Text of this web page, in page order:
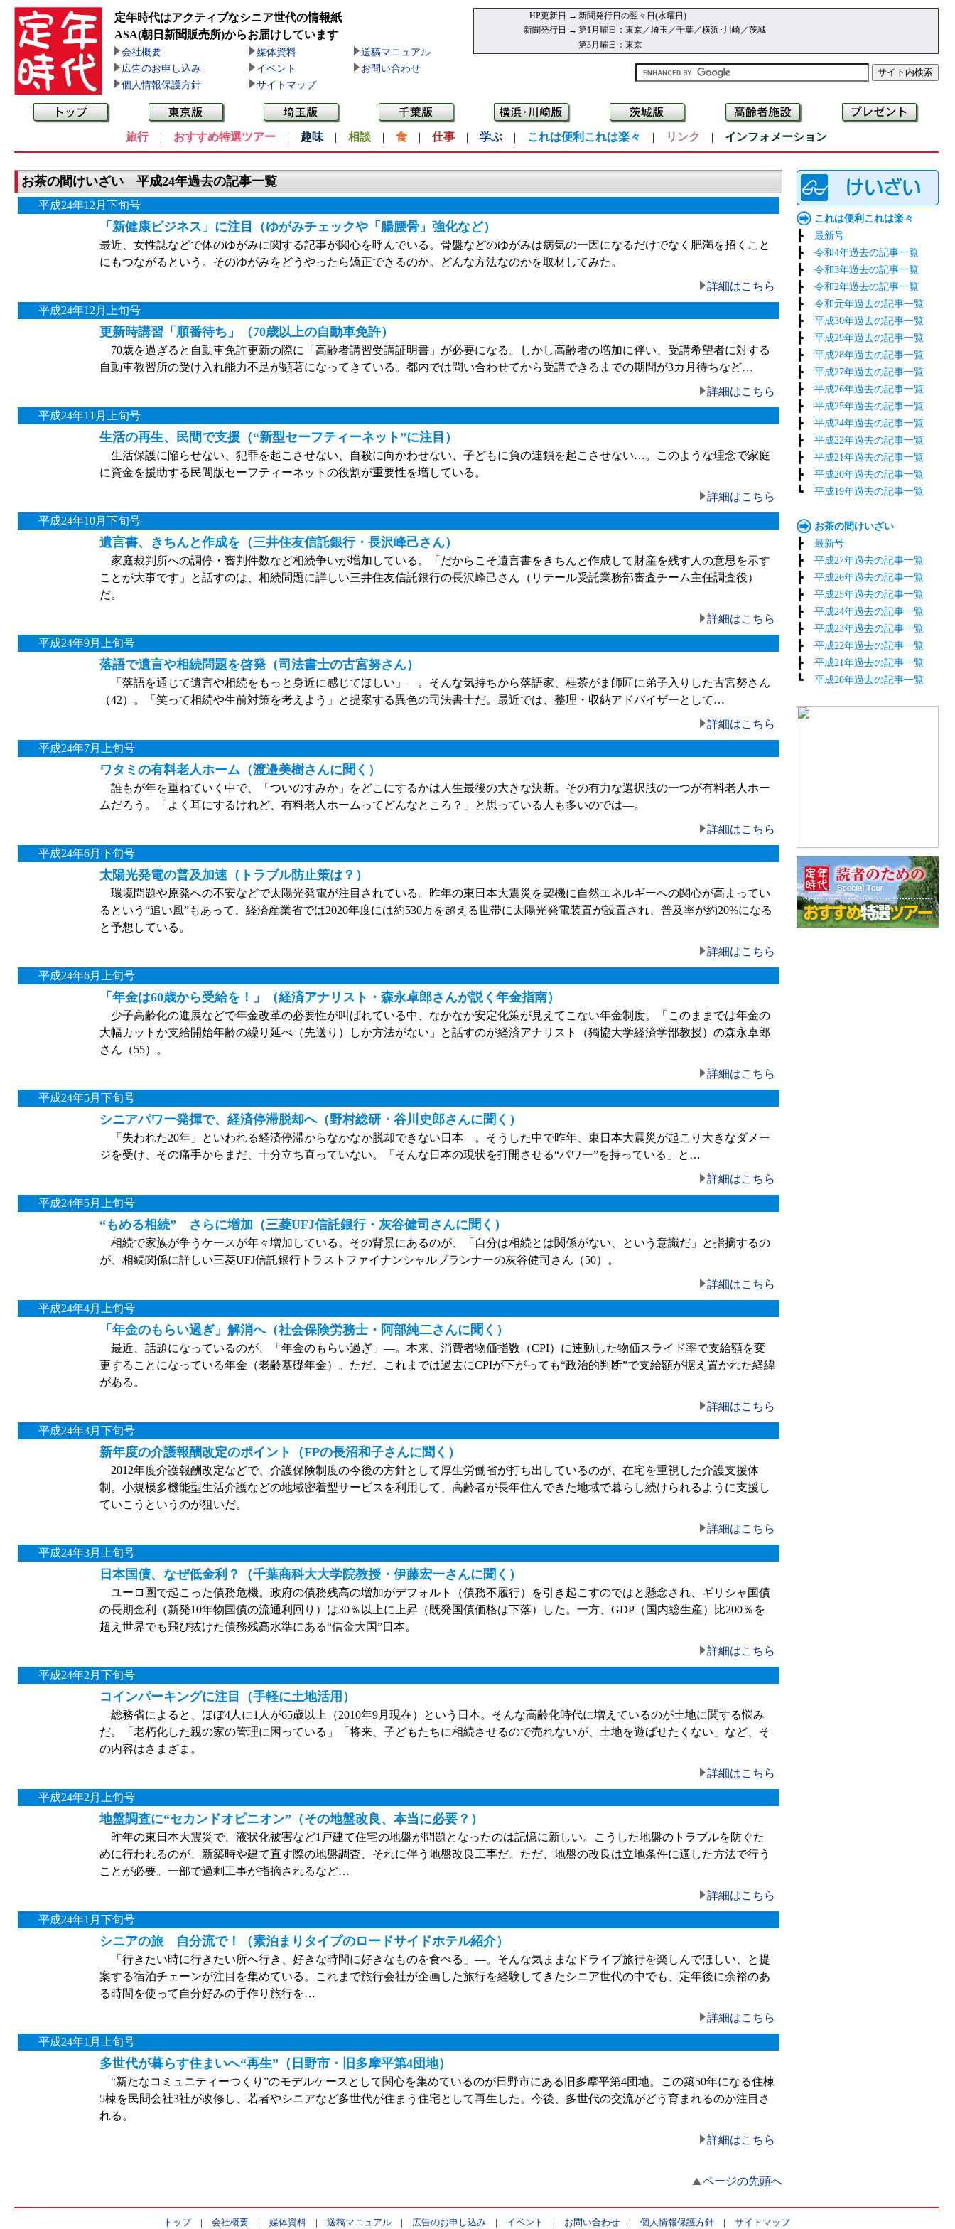
定年時代はアクティブなシニア世代の情報紙
ASA(朝日新聞販売所)からお届けしています
会社概要 媒体資料
送稿マニュアル
広告のお申し込み
イベント
お問い合わせ
個人情報保護方針
サイトマップ
HP更新日 → 新聞発行日の翌々日(水曜日)
新聞発行日 → 第1月曜日：東京／埼玉／千葉／横浜･川崎／茨城
第3月曜日：東京
旅行| おすすめ特選ツアー | 趣味 | 相談 | 食 | 仕事 | 学ぶ | これは便利これは楽々 | リンク | インフォメーション
お茶の間けいざい 平成24年過去の記事一覧
平成24年12月下旬号
「新健康ビジネス」に注目（ゆがみチェックや「腸腰骨」強化など）
最近、女性誌などで体のゆがみに関する記事が関心を呼んでいる。骨盤などのゆがみは病気の一因になるだけでなく肥満を招くこと
にもつながるという。そのゆがみをどうやったら矯正できるのか。どんな方法なのかを取材してみた。
詳細はこちら
平成24年12月上旬号
更新時講習「順番待ち」（70歳以上の自動車免許）
70歳を過ぎると自動車免許更新の際に「高齢者講習受講証明書」が必要になる。しかし高齢者の増加に伴い、受講希望者に対する
自動車教習所の受け入れ能力不足が顕著になってきている。都内では問い合わせてから受講できるまでの期間が3カ月待ちなど…
詳細はこちら
平成24年11月上旬号
生活の再生、民間で支援（“新型セーフティーネット”に注目）
生活保護に陥らせない、犯罪を起こさせない、自殺に向かわせない、子どもに負の連鎖を起こさせない…。このような理念で家庭
に資金を援助する民間版セーフティーネットの役割が重要性を増している。
詳細はこちら
平成24年10月下旬号
遺言書、きちんと作成を（三井住友信託銀行・長沢峰己さん）
家庭裁判所への調停・審判件数など相続争いが増加している。「だからこそ遺言書をきちんと作成して財産を残す人の意思を示す
ことが大事です」と話すのは、相続問題に詳しい三井住友信託銀行の長沢峰己さん（リテール受託業務部審査チーム主任調査役）
だ。
詳細はこちら
平成24年9月上旬号
落語で遺言や相続問題を啓発（司法書士の古宮努さん）
「落語を通じて遺言や相続をもっと身近に感じてほしい」—。そんな気持ちから落語家、桂茶がま師匠に弟子入りした古宮努さん
（42）。「笑って相続や生前対策を考えよう」と提案する異色の司法書士だ。最近では、整理・収納アドバイザーとして…
詳細はこちら
平成24年7月上旬号
ワタミの有料老人ホーム（渡邉美樹さんに聞く）
誰もが年を重ねていく中で、「ついのすみか」をどこにするかは人生最後の大きな決断。その有力な選択肢の一つが有料老人ホー
ムだろう。「よく耳にするけれど、有料老人ホームってどんなところ？」と思っている人も多いのでは—。
詳細はこちら
平成24年6月下旬号
太陽光発電の普及加速（トラブル防止策は？）
環境問題や原発への不安などで太陽光発電が注目されている。昨年の東日本大震災を契機に自然エネルギーへの関心が高まってい
るという“追い風”もあって、経済産業省では2020年度には約530万を超える世帯に太陽光発電装置が設置され、普及率が約20%になる
と予想している。
詳細はこちら
平成24年6月上旬号
「年金は60歳から受給を！」（経済アナリスト・森永卓郎さんが説く年金指南）
少子高齢化の進展などで年金改革の必要性が叫ばれている中、なかなか安定化策が見えてこない年金制度。「このままでは年金の
大幅カットか支給開始年齢の繰り延べ（先送り）しか方法がない」と話すのが経済アナリスト（獨協大学経済学部教授）の森永卓郎
さん（55）。
詳細はこちら
平成24年5月下旬号
シニアパワー発揮で、経済停滞脱却へ（野村総研・谷川史郎さんに聞く）
「失われた20年」といわれる経済停滞からなかなか脱却できない日本—。そうした中で昨年、東日本大震災が起こり大きなダメー
ジを受け、その痛手からまだ、十分立ち直っていない。「そんな日本の現状を打開させる“パワー”を持っている」と…
詳細はこちら
平成24年5月上旬号
“もめる相続” さらに増加（三菱UFJ信託銀行・灰谷健司さんに聞く）
相続で家族が争うケースが年々増加している。その背景にあるのが、「自分は相続とは関係がない、という意識だ」と指摘するの
が、相続関係に詳しい三菱UFJ信託銀行トラストファイナンシャルプランナーの灰谷健司さん（50）。
詳細はこちら
平成24年4月上旬号
「年金のもらい過ぎ」解消へ（社会保険労務士・阿部純二さんに聞く）
最近、話題になっているのが、「年金のもらい過ぎ」—。本来、消費者物価指数（CPI）に連動した物価スライド率で支給額を変
更することになっている年金（老齢基礎年金）。ただ、これまでは過去にCPIが下がっても“政治的判断”で支給額が据え置かれた経緯
がある。
詳細はこちら
平成24年3月下旬号
新年度の介護報酬改定のポイント（FPの長沼和子さんに聞く）
2012年度介護報酬改定などで、介護保険制度の今後の方針として厚生労働省が打ち出しているのが、在宅を重視した介護支援体
制。小規模多機能型生活介護などの地域密着型サービスを利用して、高齢者が長年住んできた地域で暮らし続けられるように支援し
ていこうというのが狙いだ。
詳細はこちら
平成24年3月上旬号
日本国債、なぜ低金利？（千葉商科大大学院教授・伊藤宏一さんに聞く）
ユーロ圏で起こった債務危機。政府の債務残高の増加がデフォルト（債務不履行）を引き起こすのではと懸念され、ギリシャ国債
の長期金利（新発10年物国債の流通利回り）は30％以上に上昇（既発国債価格は下落）した。一方、GDP（国内総生産）比200％を
超え世界でも飛び抜けた債務残高水準にある“借金大国”日本。
詳細はこちら
平成24年2月下旬号
コインパーキングに注目（手軽に土地活用）
総務省によると、ほぼ4人に1人が65歳以上（2010年9月現在）という日本。そんな高齢化時代に増えているのが土地に関する悩み
だ。「老朽化した親の家の管理に困っている」「将来、子どもたちに相続させるので売れないが、土地を遊ばせたくない」など、そ
の内容はさまざま。
詳細はこちら
平成24年2月上旬号
地盤調査に“セカンドオピニオン”（その地盤改良、本当に必要？）
昨年の東日本大震災で、液状化被害など1戸建て住宅の地盤が問題となったのは記憶に新しい。こうした地盤のトラブルを防ぐた
めに行われるのが、新築時や建て直す際の地盤調査、それに伴う地盤改良工事だ。ただ、地盤の改良は立地条件に適した方法で行う
ことが必要。一部で過剰工事が指摘されるなど…
詳細はこちら
平成24年1月下旬号
シニアの旅 自分流で！（素泊まりタイプのロードサイドホテル紹介）
「行きたい時に行きたい所へ行き、好きな時間に好きなものを食べる」—。そんな気ままなドライブ旅行を楽しんでほしい、と提
案する宿泊チェーンが注目を集めている。これまで旅行会社が企画した旅行を経験してきたシニア世代の中でも、定年後に余裕のあ
る時間を使って自分好みの手作り旅行を…
詳細はこちら
平成24年1月上旬号
多世代が暮らす住まいへ“再生”（日野市・旧多摩平第4団地）
“新たなコミュニティーつくり”のモデルケースとして関心を集めているのが日野市にある旧多摩平第4団地。この築50年になる住棟
5棟を民間会社3社が改修し、若者やシニアなど多世代が住まう住宅として再生した。今後、多世代の交流がどう育まれるのか注目さ
れる。
詳細はこちら
ページの先頭へ
これは便利これは楽々
┣ 最新号
┣ 令和4年過去の記事一覧
┣ 令和3年過去の記事一覧
┣ 令和2年過去の記事一覧
┣ 令和元年過去の記事一覧
┣ 平成30年過去の記事一覧
┣ 平成29年過去の記事一覧
┣ 平成28年過去の記事一覧
┣ 平成27年過去の記事一覧
┣ 平成26年過去の記事一覧
┣ 平成25年過去の記事一覧
┣ 平成24年過去の記事一覧
┣ 平成22年過去の記事一覧
┣ 平成21年過去の記事一覧
┣ 平成20年過去の記事一覧
┗ 平成19年過去の記事一覧
お茶の間けいざい
┣ 最新号
┣ 平成27年過去の記事一覧
┣ 平成26年過去の記事一覧
┣ 平成25年過去の記事一覧
┣ 平成24年過去の記事一覧
┣ 平成23年過去の記事一覧
┣ 平成22年過去の記事一覧
┣ 平成21年過去の記事一覧
┗ 平成20年過去の記事一覧
トップ| 会社概要| 媒体資料| 送稿マニュアル| 広告のお申し込み| イベント | お問い合わせ| 個人情報保護方針| サイトマップ